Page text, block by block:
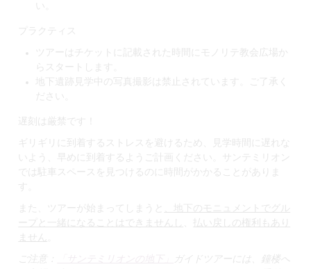
い。
プラクティス
ツアーはチケットに記載された時間にモノリテ教会広場か
らスタートします。
地下遺跡見学中の写真撮影は禁止されています。ご了承く
ださい。
遅刻は厳禁です！
ギリギリに到着するストレスを避けるため、見学時間に遅れな
いよう、早めに到着するようご計画ください。サンテミリオン
では駐車スペースを見つけるのに時間がかかることがありま
す。
また、ツアーが始まってしまうと
、地下のモニュメントでグル
ープと一緒になることはできませんし
払い戻しの権利もあり
ません
ご注意：
ガイドツアーには、鐘楼へ